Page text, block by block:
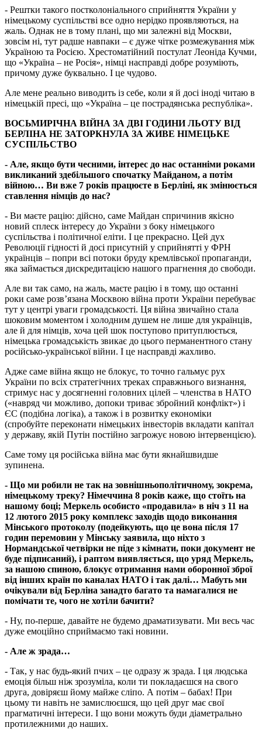
- Рештки такого постколоніального сприйняття України у
німецькому суспільстві все одно нерідко проявляються, на
жаль. Однак не в тому плані, що ми залежні від Москви,
зовсім ні, тут радше навпаки – є дуже чітке розмежування між
Україною та Росією. Хрестоматійний постулат Леоніда Кучми,
що «Україна – не Росія», німці насправді добре розуміють,
причому дуже буквально. І це чудово.
Але мене реально виводить із себе, коли я й досі іноді читаю в
німецькій пресі, що «Україна – це пострадянська республіка».
ВОСЬМИРІЧНА ВІЙНА ЗА ДВІ ГОДИНИ ЛЬОТУ ВІД
БЕРЛІНА НЕ ЗАТОРКНУЛА ЗА ЖИВЕ НІМЕЦЬКЕ
СУСПІЛЬСТВО
- Але, якщо бути чесними, інтерес до нас останніми роками
викликаний здебільшого спочатку Майданом, а потім
війною… Ви вже 7 років працюєте в Берліні, як змінюється
ставлення німців до нас?
- Ви маєте рацію: дійсно, саме Майдан спричинив якісно
новий сплеск інтересу до України з боку німецького
суспільства і політичної еліти. І це прекрасно. Цей дух
Революції гідності й досі присутній у сприйнятті у ФРН
українців – попри всі потоки бруду кремлівської пропаганди,
яка займається дискредитацією нашого прагнення до свободи.
Але ви так само, на жаль, маєте рацію і в тому, що останні
роки саме розв’язана Москвою війна проти України перебуває
тут у центрі уваги громадськості. Ця війна звичайно стала
шоковим моментом і холодним душем не лише для українців,
але й для німців, хоча цей шок поступово притуплюється,
німецька громадськість звикає до цього перманентного стану
російсько-української війни. І це насправді жахливо.
Адже саме війна якщо не блокує, то точно гальмує рух
України по всіх стратегічних треках справжнього визнання,
стримує нас у досягненні головних цілей – членства в НАТО
(«навряд чи можливо, допоки триває збройний конфлікт») і
ЄС (подібна логіка), а також і в розвитку економіки
(спробуйте переконати німецьких інвесторів вкладати капітал
у державу, якій Путін постійно загрожує новою інтервенцією).
Саме тому ця російська війна має бути якнайшвидше
зупинена.
- Що ми робили не так на зовнішньополітичному, зокрема,
німецькому треку? Німеччина 8 років каже, що стоїть на
нашому боці; Меркель особисто «продавила» в ніч з 11 на
12 лютого 2015 року комплекс заходів щодо виконання
Мінського протоколу (подейкують, що це вона після 17
годин перемовин у Мінську заявила, що ніхто з
Нормандської четвірки не піде з кімнати, поки документ не
буде підписаний), і раптом виявляється, що уряд Меркель,
за нашою спиною, блокує отримання нами оборонної зброї
від інших країн по каналах НАТО і так далі… Мабуть ми
очікували від Берліна занадто багато та намагалися не
помічати те, чого не хотіли бачити?
- Ну, по-перше, давайте не будемо драматизувати. Ми весь час
дуже емоційно сприймаємо такі новини.
- Але ж зрада…
- Так, у нас будь-який пчих – це одразу ж зрада. І ця людська
емоція більш ніж зрозуміла, коли ти покладаєшся на свого
друга, довіряєш йому майже сліпо. А потім – бабах! При
цьому ти навіть не замислюєшся, що цей друг має свої
прагматичні інтереси. І що вони можуть буди діаметрально
протилежними до наших.